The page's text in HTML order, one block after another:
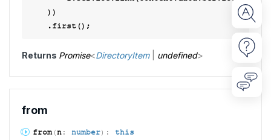
Returns Promise<DirectoryItem| undefined>
from
from(n: number) : this